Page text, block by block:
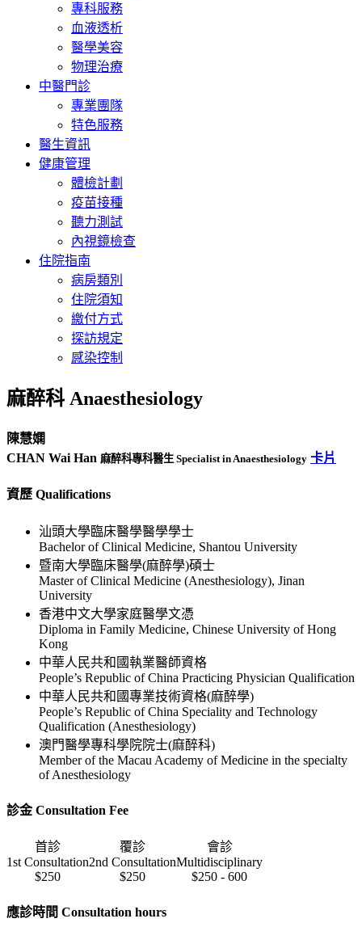
專科服務
血液透析
醫學美容
物理治療
中醫門診
專業團隊
特色服務
醫生資訊
健康管理
體檢計劃
疫苗接種
聽力測試
內視鏡檢查
住院指南
病房類別
住院須知
繳付方式
探訪規定
感染控制
麻醉科 Anaesthesiology
陳慧嫻
CHAN Wai Han 麻醉科專科醫生 Specialist in Anaesthesiology 卡片
資歷 Qualifications
汕頭大學臨床醫學醫學學士
Bachelor of Clinical Medicine, Shantou University
暨南大學臨床醫學(麻醉學)碩士
Master of Clinical Medicine (Anesthesiology), Jinan
University
香港中文大學家庭醫學文憑
Diploma in Family Medicine, Chinese University of Hong
Kong
中華人民共和國執業醫師資格
People’s Republic of China Practicing Physician Qualification
中華人民共和國專業技術資格(麻醉學)
People’s Republic of China Speciality and Technology
Qualification (Anesthesiology)
澳門醫學專科學院院士(麻醉科)
Member of the Macau Academy of Medicine in the specialty
of Anesthesiology
診金 Consultation Fee
首診
1st Consultation
覆診
2nd Consultation
會診
Multidisciplinary
$250
$250 $250 - 600
應診時間 Consultation hours